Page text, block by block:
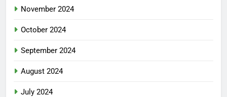
November 2024
October 2024
September 2024
August 2024
July 2024